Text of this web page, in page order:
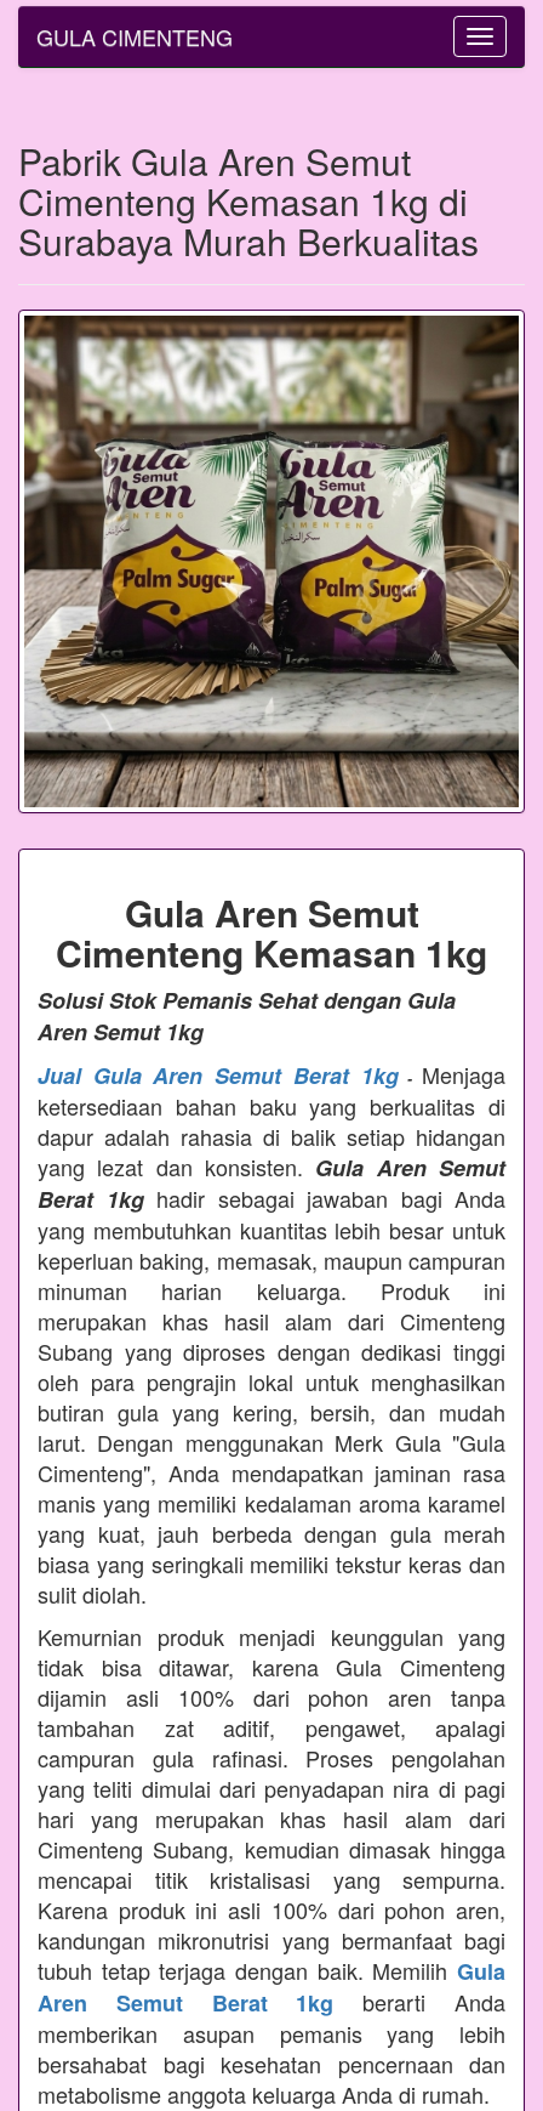
Toggle
GULA CIMENTENG
Pabrik Gula Aren Semut
Cimenteng Kemasan 1kg di
Surabaya Murah Berkualitas
Gula Aren Semut
Cimenteng Kemasan 1kg
Solusi Stok Pemanis Sehat dengan Gula
Aren Semut 1kg
Jual Gula Aren Semut Berat 1kg- Menjaga
ketersediaan bahan baku yang berkualitas di
dapur adalah rahasia di balik setiap hidangan
yang lezat dan konsisten. Gula Aren Semut
Berat 1kghadir sebagai jawaban bagi Anda
yang membutuhkan kuantitas lebih besar untuk
keperluan baking, memasak, maupun campuran
minuman harian keluarga. Produk ini
merupakan khas hasil alam dari Cimenteng
Subang yang diproses dengan dedikasi tinggi
oleh para pengrajin lokal untuk menghasilkan
butiran gula yang kering, bersih, dan mudah
larut. Dengan menggunakan Merk Gula "Gula
Cimenteng", Anda mendapatkan jaminan rasa
manis yang memiliki kedalaman aroma karamel
yang kuat, jauh berbeda dengan gula merah
biasa yang seringkali memiliki tekstur keras dan
sulit diolah.
Kemurnian produk menjadi keunggulan yang
tidak bisa ditawar, karena Gula Cimenteng
dijamin asli 100% dari pohon aren tanpa
tambahan zat aditif, pengawet, apalagi
campuran gula rafinasi. Proses pengolahan
yang teliti dimulai dari penyadapan nira di pagi
hari yang merupakan khas hasil alam dari
Cimenteng Subang, kemudian dimasak hingga
mencapai titik kristalisasi yang sempurna.
Karena produk ini asli 100% dari pohon aren,
kandungan mikronutrisi yang bermanfaat bagi
tubuh tetap terjaga dengan baik. Memilih Gula
Aren Semut Berat 1kg berarti Anda
memberikan asupan pemanis yang lebih
bersahabat bagi kesehatan pencernaan dan
metabolisme anggota keluarga Anda di rumah.